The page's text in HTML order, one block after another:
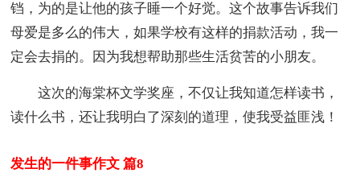
铛，为的是让他的孩子睡一个好觉。这个故事告诉我们
母爱是多么的伟大，如果学校有这样的捐款活动，我一
定会去捐的。因为我想帮助那些生活贫苦的小朋友。
这次的海棠杯文学奖座，不仅让我知道怎样读书，
读什么书，还让我明白了深刻的道理，使我受益匪浅！
发生的一件事作文 篇8